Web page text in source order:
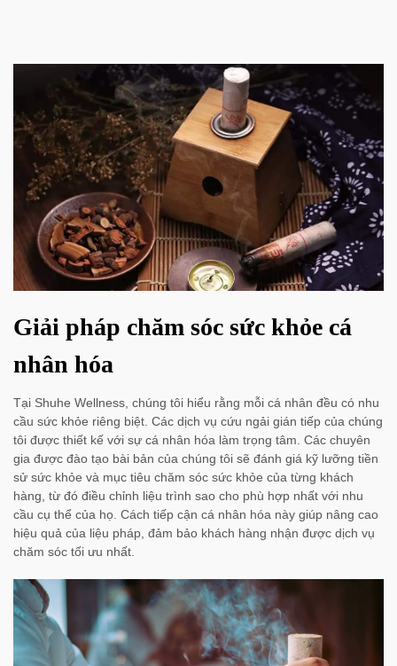
Giải pháp chăm sóc sức khỏe cá
nhân hóa
Tại Shuhe Wellness, chúng tôi hiểu rằng mỗi cá nhân đều có nhu
cầu sức khỏe riêng biệt. Các dịch vụ cứu ngải gián tiếp của chúng
tôi được thiết kế với sự cá nhân hóa làm trọng tâm. Các chuyên
gia được đào tạo bài bản của chúng tôi sẽ đánh giá kỹ lưỡng tiền
sử sức khỏe và mục tiêu chăm sóc sức khỏe của từng khách
hàng, từ đó điều chỉnh liệu trình sao cho phù hợp nhất với nhu
cầu cụ thể của họ. Cách tiếp cận cá nhân hóa này giúp nâng cao
hiệu quả của liệu pháp, đảm bảo khách hàng nhận được dịch vụ
chăm sóc tối ưu nhất.